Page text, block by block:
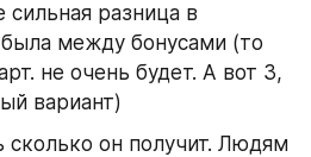
разница в
между бонусами (то
не очень будет. А вот 3,
вариант)
сколько он получит. Людям